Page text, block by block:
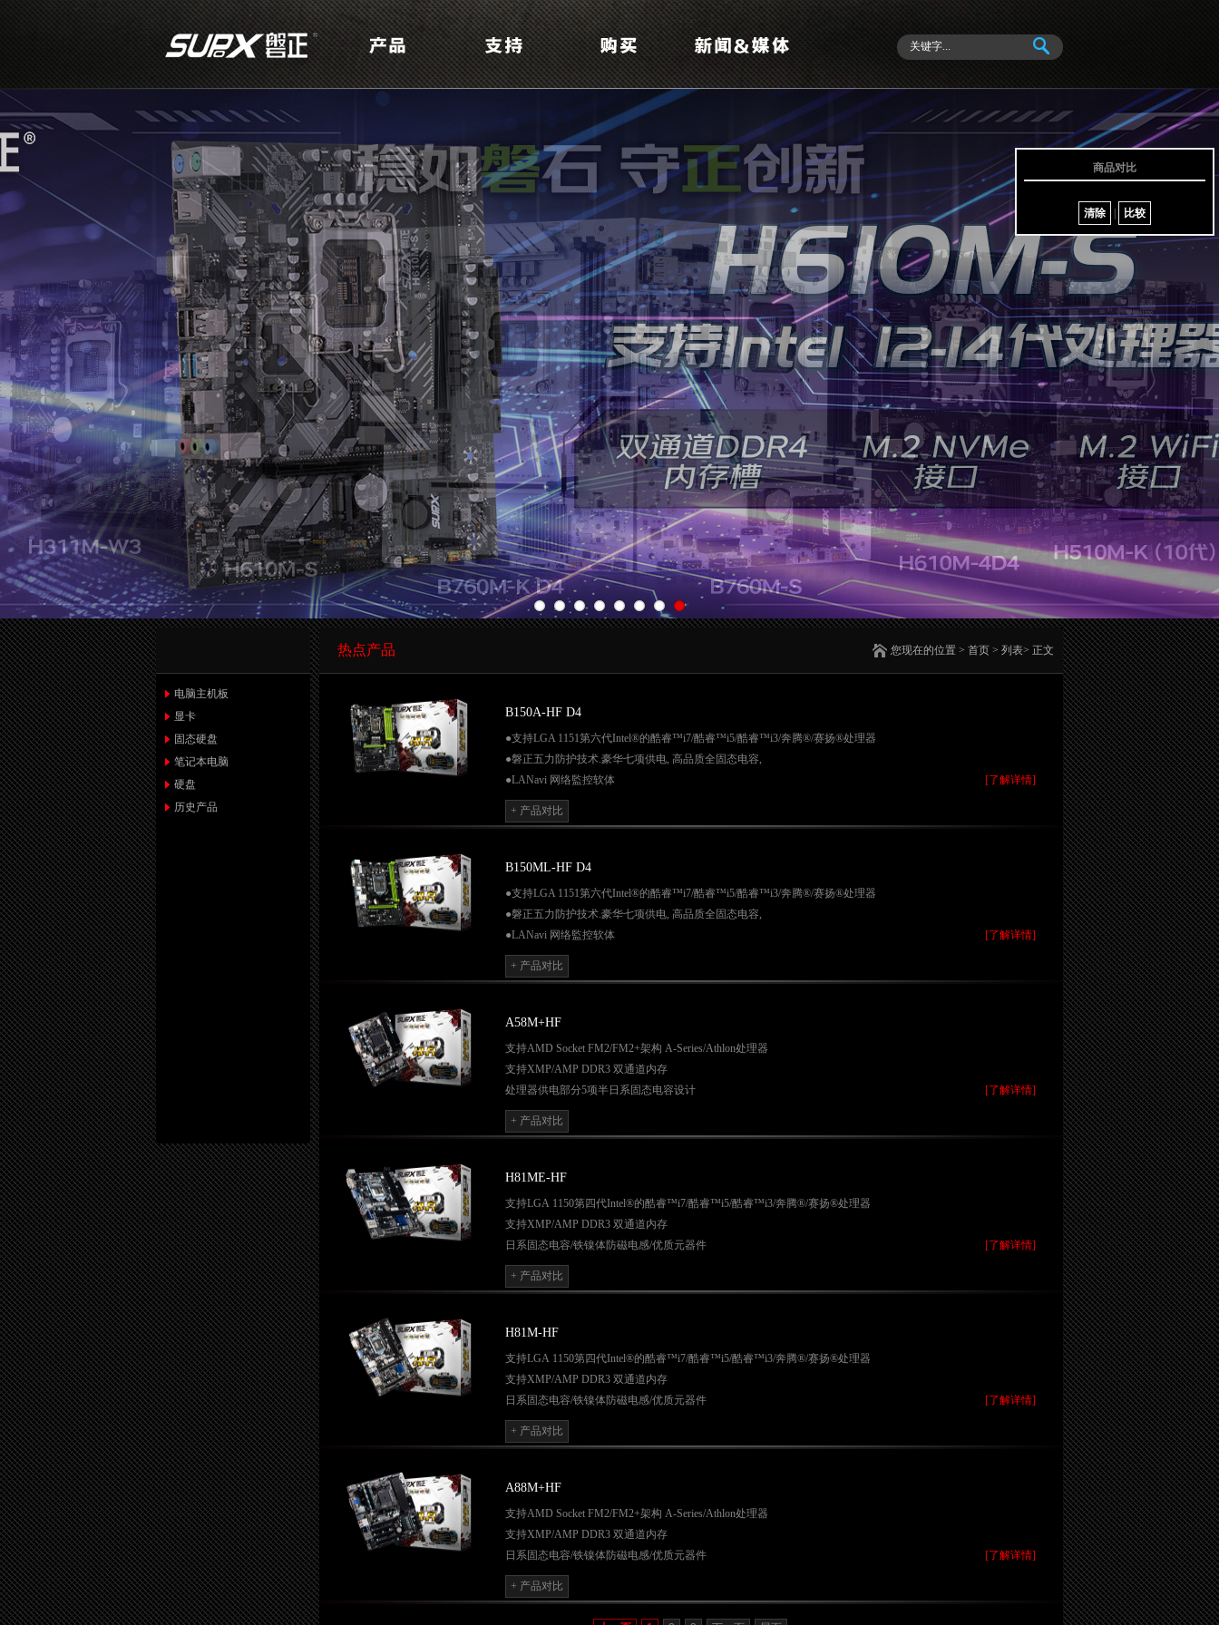
电脑主机板
显卡
固态硬盘
笔记本电脑
硬盘
历史产品
您现在的位置 > 首页 > 列表> 正文
热点产品
B150A-HF D4
●支持LGA 1151第六代Intel®的酷睿™i7/酷睿™i5/酷睿™i3/奔腾®/赛扬®处理器
●磐正五力防护技术.豪华七项供电, 高品质全固态电容,
●LANavi 网络監控软体
●Q-FLASH智能更新,
●Q-BOOT引导大师
●网吧无盘系统全面支持
[了解详情]
+ 产品对比
B150ML-HF D4
●支持LGA 1151第六代Intel®的酷睿™i7/酷睿™i5/酷睿™i3/奔腾®/赛扬®处理器
●磐正五力防护技术.豪华七项供电, 高品质全固态电容,
●LANavi 网络監控软体
●Q-FLASH智能更新,
●Q-BOOT引导大师
●网吧无盘系统全面支持
[了解详情]
+ 产品对比
A58M+HF
支持AMD Socket FM2/FM2+架构 A-Series/Athlon处理器
支持XMP/AMP DDR3 双通道内存
处理器供电部分5项半日系固态电容设计
独立音效芯片，独立音频讯号走线，提升音效保真度
独立音频供电采用最高质量的无极电容，打造更好视听效果
Q-BOOT 引导大师、一键清
[了解详情]
+ 产品对比
H81ME-HF
支持LGA 1150第四代Intel®的酷睿™i7/酷睿™i5/酷睿™i3/奔腾®/赛扬®处理器
支持XMP/AMP DDR3 双通道内存
日系固态电容/铁镍体防磁电感/优质元器件
独立音效芯片，独立音频讯号走线，提升音效保真度
独立音频供电采用最高质量的无极电容，打造更好视听效果
Q-BOOT引导大师、一键清
[了解详情]
+ 产品对比
H81M-HF
支持LGA 1150第四代Intel®的酷睿™i7/酷睿™i5/酷睿™i3/奔腾®/赛扬®处理器
支持XMP/AMP DDR3 双通道内存
日系固态电容/铁镍体防磁电感/优质元器件
独立音效芯片，独立音频讯号走线，提升音效保真度
独立音频供电采用最高质量的无极电容，打造更好视听效果
Q-BOOT引导大师、一键清CMOS/重启/开关
[了解详情]
+ 产品对比
A88M+HF
支持AMD Socket FM2/FM2+架构 A-Series/Athlon处理器
支持XMP/AMP DDR3 双通道内存
日系固态电容/铁镍体防磁电感/优质元器件
独立音效芯片，独立音频讯号走线，提升音效保真度
独立音频供电采用最高质量的无极电容，打造更好视听效果
独创超频界面技术Q-Tune BIOS
[了解详情]
+ 产品对比
商品对比